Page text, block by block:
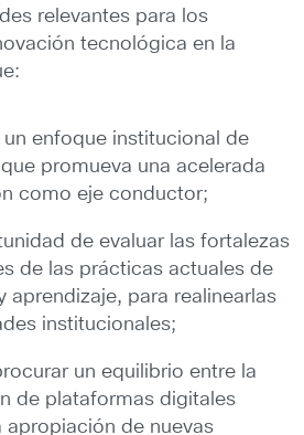
relevantes para los
tecnológica en la
un enfoque institucional de
promueva una acelerada
como eje conductor;
de evaluar las fortalezas
de las prácticas actuales de
aprendizaje, para realinearlas
institucionales;
un equilibrio entre la
de plataformas digitales
apropiación de nuevas